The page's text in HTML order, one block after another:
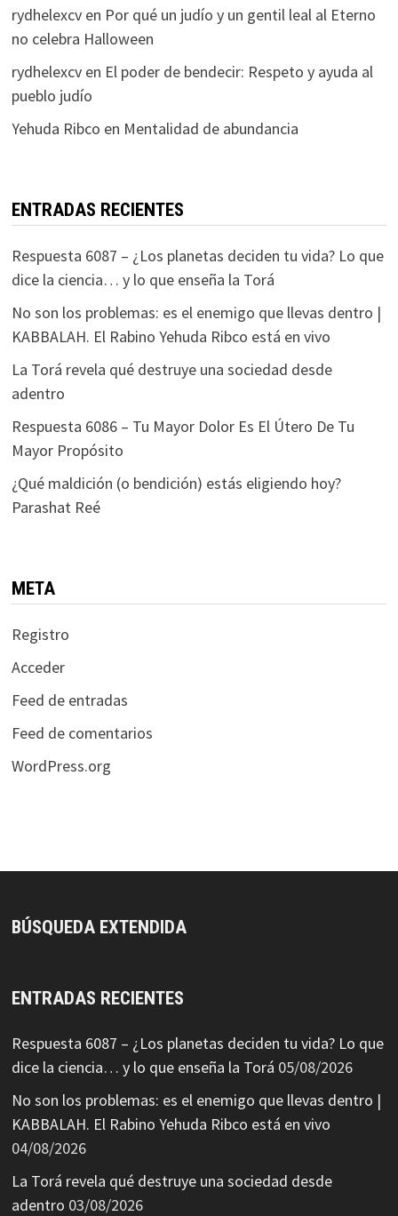
rydhelexcven Por qué un judío y un gentil leal al Eterno
no celebra Halloween
rydhelexcven El poder de bendecir: Respeto y ayuda al
pueblo judío
Yehuda Ribco en Mentalidad de abundancia
ENTRADAS RECIENTES
Respuesta 6087 – ¿Los planetas deciden tu vida? Lo que
dice la ciencia… y lo que enseña la Torá
No son los problemas: es el enemigo que llevas dentro |
KABBALAH. El Rabino Yehuda Ribco está en vivo
La Torá revela qué destruye una sociedad desde
adentro
Respuesta 6086 – Tu Mayor Dolor Es El Útero De Tu
Mayor Propósito
¿Qué maldición (o bendición) estás eligiendo hoy?
Parashat Reé
META
Registro
Acceder
Feed de entradas
Feed de comentarios
WordPress.org
BÚSQUEDA EXTENDIDA
ENTRADAS RECIENTES
Respuesta 6087 – ¿Los planetas deciden tu vida? Lo que
dice la ciencia… y lo que enseña la Torá 05/08/2026
No son los problemas: es el enemigo que llevas dentro |
KABBALAH. El Rabino Yehuda Ribco está en vivo
04/08/2026
La Torá revela qué destruye una sociedad desde
adentro 03/08/2026